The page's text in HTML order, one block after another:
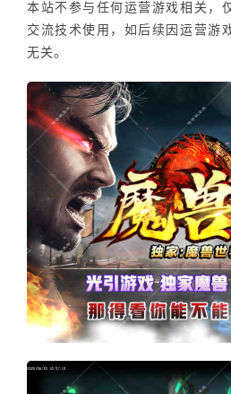
本站不参与任何运营游戏相关，
交流技术使用，如后续因运营游
无关。